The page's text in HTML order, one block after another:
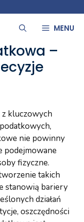
MENU
–
kluczowych
nie powinny
podejmowane
fizyczne.
takich
stanowią bariery
działań
oszczędności